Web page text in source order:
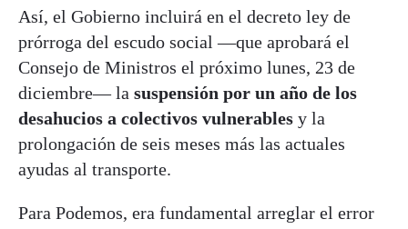
Así, el Gobierno incluirá en el decreto ley de
prórroga del escudo social —que aprobará el
Consejo de Ministros el próximo lunes, 23 de
diciembre— la suspensión por un año de los
desahucios a colectivos vulnerables y la
prolongación de seis meses más las actuales
ayudas al transporte.
Para Podemos, era fundamental arreglar el error